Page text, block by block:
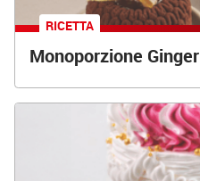
RICETTA
Monoporzione Ginger